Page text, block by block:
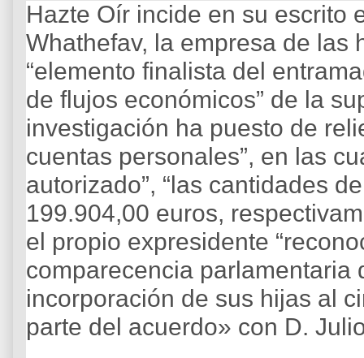
Hazte Oír incide en su escrito
Whathefav, la empresa de las
“elemento finalista del
de flujos económicos” de la
investigación ha puesto de
cuentas personales”, en las
autorizado”, “las cantidades
199.904,00 euros,
el propio expresidente
comparecencia parlamentaria
incorporación de sus hijas al
parte del acuerdo» con D.